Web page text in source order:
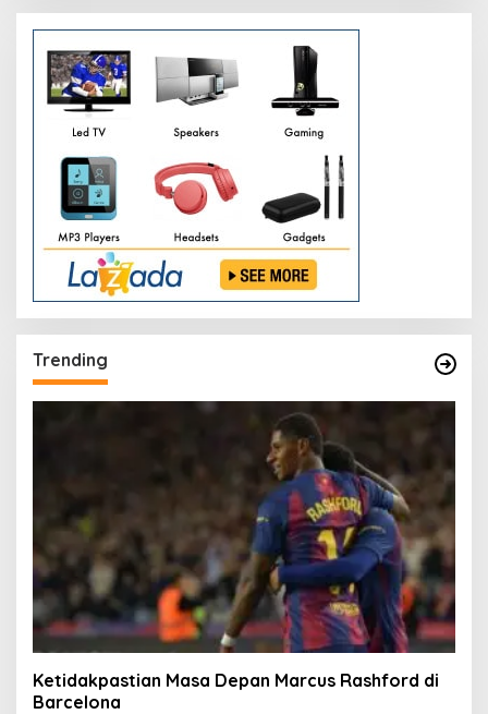
Trending
Ketidakpastian Masa Depan Marcus Rashford di
Barcelona